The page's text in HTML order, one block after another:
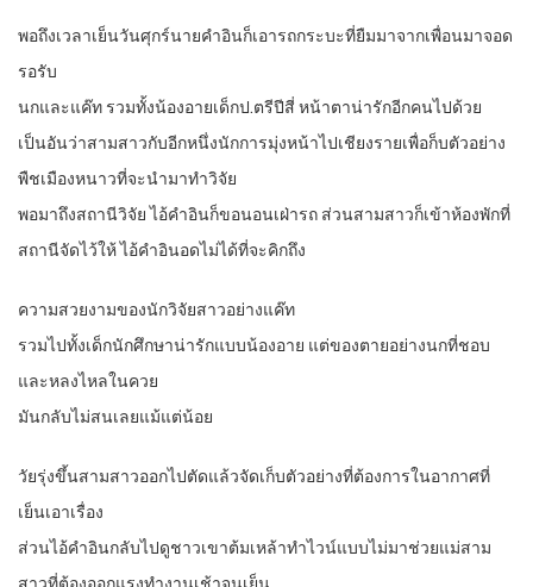
พอถึงเวลาเย็นวันศุกร์นายคำอินก็เอารถกระบะที่ยืมมาจากเพื่อนมาจอด
รอรับ
นกและแค๊ท รวมทั้งน้องอายเด็กป.ตรีปีสี่ หน้าตาน่ารักอีกคนไปด้วย
เป็นอันว่าสามสาวกับอีกหนึ่งนักการมุ่งหน้าไปเชียงรายเพื่อก็บตัวอย่าง
พืชเมืองหนาวที่จะนำมาทำวิจัย
พอมาถึงสถานีวิจัย ไอ้คำอินก็ขอนอนเฝ่ารถ ส่วนสามสาวก็เข้าห้องพักที่
สถานีจัดไว้ให้ ไอ้คำอินอดไม่ได้ที่จะคิกถึง
ความสวยงามของนักวิจัยสาวอย่างแค๊ท
รวมไปทั้งเด็กนักศึกษาน่ารักแบบน้องอาย แต่ของตายอย่างนกที่ชอบ
และหลงไหลในควย
มันกลับไม่สนเลยแม้แต่น้อย
วัยรุ่งขึ้นสามสาวออกไปตัดแล้วจัดเก็บตัวอย่างที่ต้องการในอากาศที่
เย็นเอาเรื่อง
ส่วนไอ้คำอินกลับไปดูชาวเขาต้มเหล้าทำไวน์แบบไม่มาช่วยแม่สาม